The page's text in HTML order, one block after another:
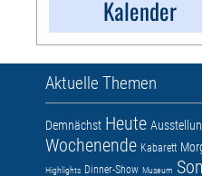
Kalender
Aktuelle Themen
Demnächst Heute
Wochenende Kabarett
Highlights Dinner-Show Museum